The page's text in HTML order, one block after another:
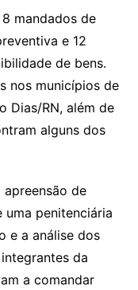
mandados de
e 12
de bens.
nos municípios de
Dias/RN, além de
alguns dos
de
uma penitenciária
e a análise dos
da
a comandar